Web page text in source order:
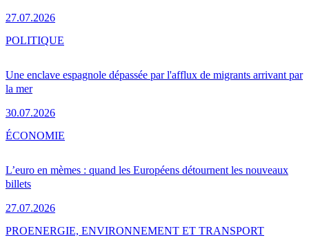
27.07.2026
Une enclave espagnole dépassée par l'afflux de migrants arrivant par
la mer
30.07.2026
POLITIQUE
L’euro en mèmes : quand les Européens détournent les nouveaux
billets
27.07.2026
ÉCONOMIE
PROENERGIE, ENVIRONNEMENT ET TRANSPORT